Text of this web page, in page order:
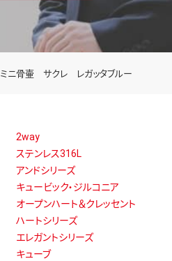
ミニ骨壷 サクレ レガッタブルー
2way
ステンレス316L
アンドシリーズ
キュービック・ジルコニア
オープンハート＆クレッセント
ハートシリーズ
エレガントシリーズ
キューブ